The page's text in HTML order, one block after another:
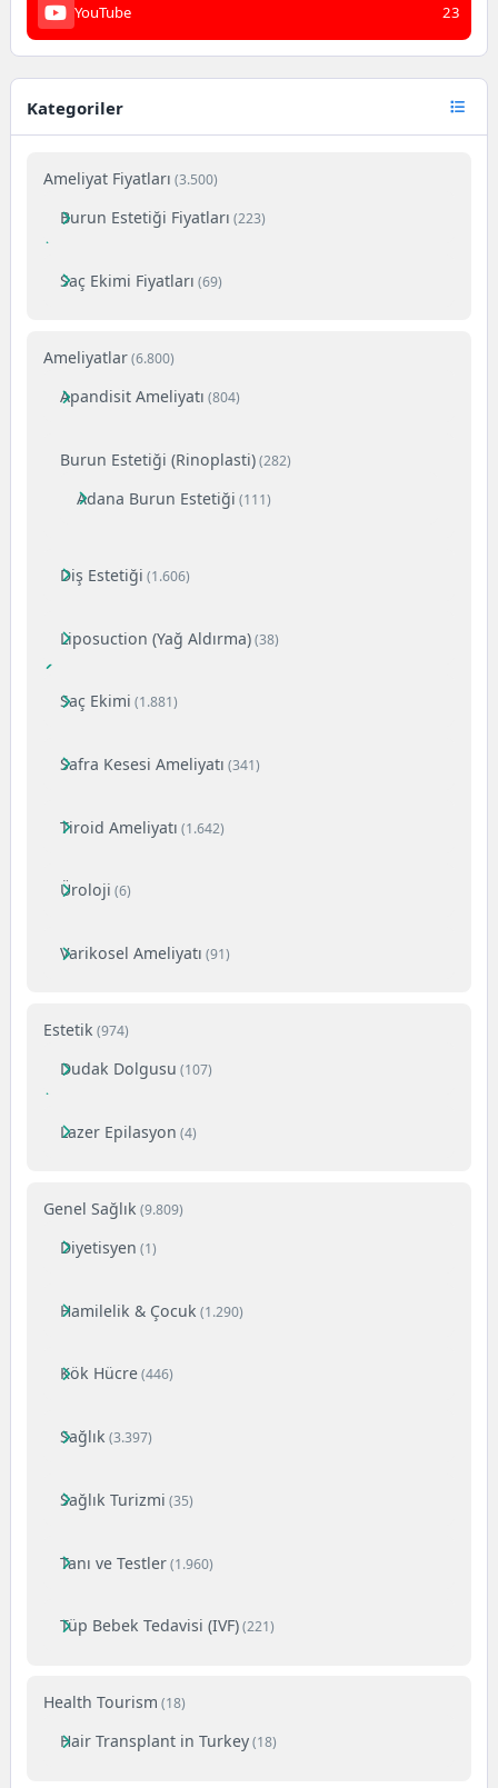
YouTube 23
Kategoriler
Ameliyat Fiyatları (3.500)
Burun Estetiği Fiyatları (223)
Saç Ekimi Fiyatları (69)
Ameliyatlar(6.800)
Apandisit Ameliyatı (804)
Burun Estetiği (Rinoplasti)(282)
Adana Burun Estetiği (111)
Diş Estetiği (1.606)
Liposuction (Yağ Aldırma)(38)
Saç Ekimi (1.881)
Safra Kesesi Ameliyatı (341)
Tiroid Ameliyatı (1.642)
Üroloji (6)
Varikosel Ameliyatı (91)
Estetik (974)
Dudak Dolgusu (107)
Lazer Epilasyon (4)
Genel Sağlık (9.809)
Diyetisyen (1)
Hamilelik & Çocuk (1.290)
Kök Hücre(446)
Sağlık (3.397)
Sağlık Turizmi (35)
Tanı ve Testler(1.960)
Tüp Bebek Tedavisi (IVF)(221)
Health Tourism (18)
Hair Transplant in Turkey(18)